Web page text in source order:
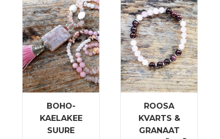
BOHO-
KAELAKEE
SUURE
ROOSA
KVARTS &
GRANAAT